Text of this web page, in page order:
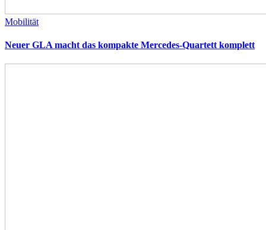
Mobilität
Neuer GLA macht das kompakte Mercedes-Quartett komplett